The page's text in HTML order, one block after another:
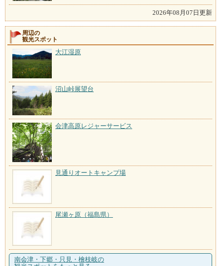
2026年08月07日更新
周辺の
観光スポット
大江湿原
沼山峠展望台
会津高原レジャーサービス
見通りオートキャンプ場
尾瀬ヶ原（福島県）
南会津・下郷・只見・檜枝岐の